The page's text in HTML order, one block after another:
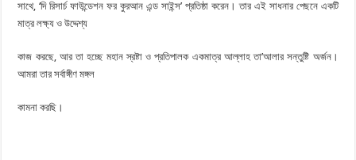
সাথে, ‘দি রিসার্চ ফাউন্ডেশন ফর কুরআন এন্ড সাইন্স’ প্রতিষ্ঠা করেন। তার এই সাধনার পেছনে একটি
মাত্র লক্ষ্য ও উদ্দেশ্য
কাজ করছে, আর তা হচ্ছে মহান স্রষ্টা ও প্রতিপালক একমাত্র আল্লাহ তা’আলার সন্তুষ্টি অর্জন।
আমরা তার সর্বাঙ্গীণ মঙ্গল
কামনা করছি।